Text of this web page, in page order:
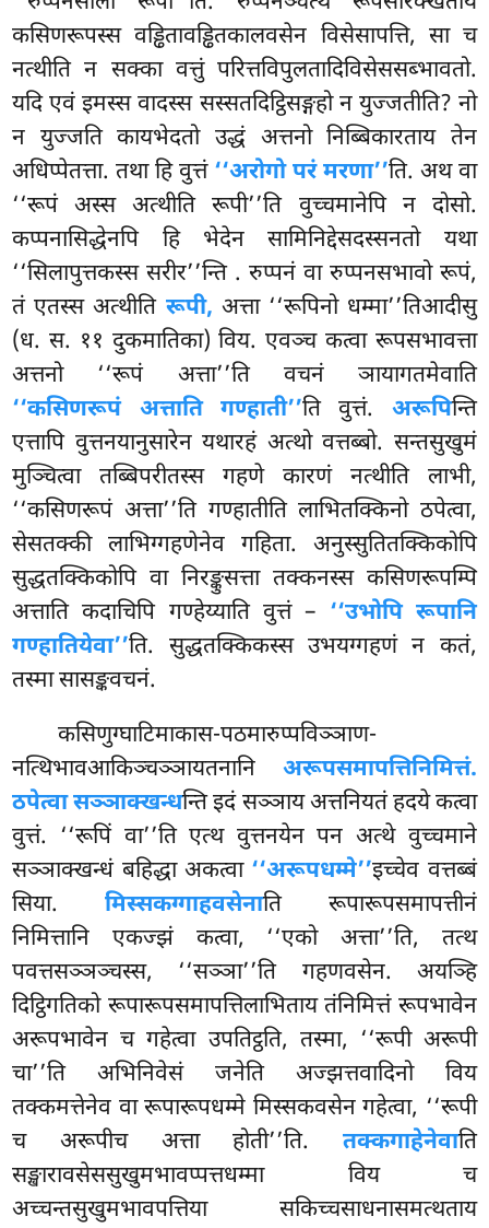
कसिणरूपस्स वड्ढितावड्ढितकालवसेन विसेसापत्ति, सा च
नत्थीति न सक्का वत्तुं परित्तविपुलतादिविसेससब्भावतो.
यदि एवं इमस्स वादस्स सस्सतदिट्ठिसङ्गहो न युज्जतीति? नो
न युज्जति कायभेदतो उद्धं अत्तनो निब्बिकारताय तेन
अधिप्पेतत्ता. तथा हि वुत्तं ‘‘अरोगो परं मरणा’’ति. अथ वा
‘‘रूपं अस्स अत्थीति रूपी’’ति वुच्चमानेपि न दोसो.
कप्पनासिद्धेनपि हि भेदेन सामिनिद्देसदस्सनतो यथा
‘‘सिलापुत्तकस्स सरीर’’न्ति . रुप्पनं वा रुप्पनसभावो रूपं,
तं एतस्स अत्थीति रूपी, अत्ता ‘‘रूपिनो धम्मा’’तिआदीसु
(ध. स. ११ दुकमातिका) विय. एवञ्च कत्वा रूपसभावत्ता
अत्तनो ‘‘रूपं अत्ता’’ति वचनं ञायागतमेवाति
‘‘कसिणरूपं अत्ताति गण्हाती’’ति वुत्तं. अरूपिन्ति
एत्तापि वुत्तनयानुसारेन यथारहं अत्थो वत्तब्बो. सन्तसुखुमं
मुञ्चित्वा तब्बिपरीतस्स गहणे कारणं नत्थीति लाभी,
‘‘कसिणरूपं अत्ता’’ति गण्हातीति लाभितक्किनो ठपेत्वा,
सेसतक्की लाभिग्गहणेनेव गहिता. अनुस्सुतितक्किकोपि
सुद्धतक्किकोपि वा निरङ्कुसत्ता तक्कनस्स कसिणरूपम्पि
अत्ताति कदाचिपि गण्हेय्याति वुत्तं – ‘‘उभोपि रूपानि
गण्हातियेवा’’ति. सुद्धतक्किकस्स उभयग्गहणं न कतं,
तस्मा सासङ्कवचनं.
कसिणुग्घाटिमाकास-पठमारुप्पविञ्ञाण-
नत्थिभावआकिञ्चञ्ञायतनानि अरूपसमापत्तिनिमित्तं.
ठपेत्वा सञ्ञाक्खन्धन्ति इदं सञ्ञाय अत्तनियतं हदये कत्वा
वुत्तं. ‘‘रूपिं वा’’ति एत्थ वुत्तनयेन पन अत्थे वुच्चमाने
सञ्ञाक्खन्धं बहिद्धा अकत्वा ‘‘अरूपधम्मे’’इच्चेव वत्तब्बं
सिया. मिस्सकग्गाहवसेनाति रूपारूपसमापत्तीनं
निमित्तानि एकज्झं कत्वा, ‘‘एको अत्ता’’ति, तत्थ
पवत्तसञ्ञञ्चस्स, ‘‘सञ्ञा’’ति गहणवसेन. अयञ्हि
दिट्ठिगतिको रूपारूपसमापत्तिलाभिताय तंनिमित्तं रूपभावेन
अरूपभावेन च गहेत्वा उपतिट्ठति, तस्मा, ‘‘रूपी अरूपी
चा’’ति अभिनिवेसं जनेति अज्झत्तवादिनो विय
तक्कमत्तेनेव वा रूपारूपधम्मे मिस्सकवसेन गहेत्वा, ‘‘रूपी
च अरूपीच अत्ता होती’’ति. तक्कगाहेनेवाति
सङ्खारावसेससुखुमभावप्पत्तधम्मा विय च
अच्चन्तसुखुमभावपत्तिया सकिच्चसाधनासमत्थताय